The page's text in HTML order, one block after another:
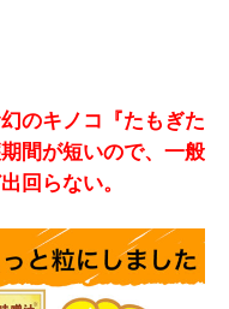
のキノコ『たもぎた
間が短いので、一般
回らない。